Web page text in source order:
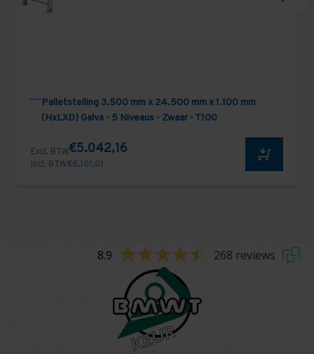
Palletstelling 3.500 mm x 24.500 mm x 1.100 mm
(HxLXD) Galva - 5 Niveaus - Zwaar - T100
Excl. BTW€5.042,16
Incl. BTW€6.101,01
8.9 268 reviews